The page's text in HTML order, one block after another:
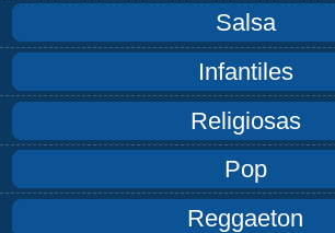
Salsa
Infantiles
Religiosas
Pop
Reggaeton